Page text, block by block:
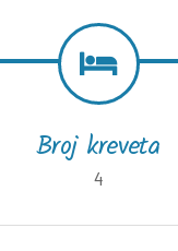
Broj kreveta
4